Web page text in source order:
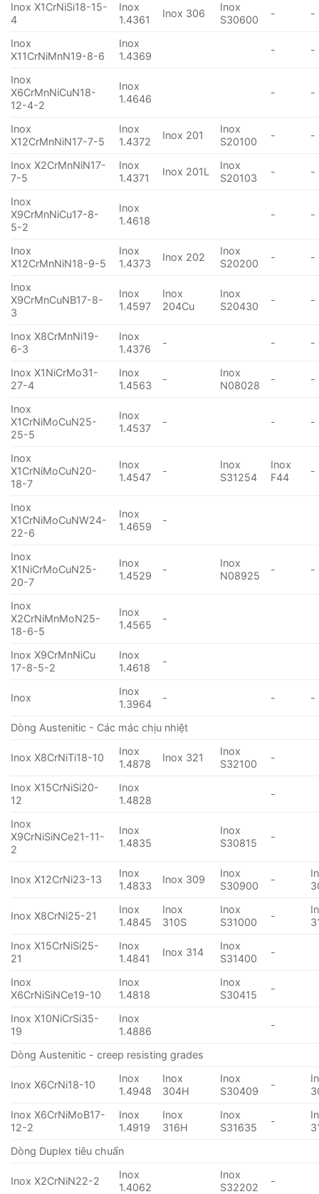
Inox X1CrNiSi18-15-
4
Inox
1.4361
Inox 306
Inox
S30600
- -
Inox
X11CrNiMnN19-8-6
Inox
1.4369
- -
Inox
X6CrMnNiCuN18-
12-4-2
Inox
1.4646
- -
Inox
X12CrMnNiN17-7-5
Inox
1.4372
Inox 201
Inox
S20100
- -
Inox X2CrMnNiN17-
7-5
Inox
1.4371
Inox 201L
Inox
S20103
- -
Inox
X9CrMnNiCu17-8-
5-2
Inox
1.4618
- -
Inox
X12CrMnNiN18-9-5
Inox
1.4373
Inox 202
Inox
S20200
- -
Inox
X9CrMnCuNB17-8-
3
Inox
1.4597
Inox
204Cu
Inox
S20430
- -
Inox X8CrMnNi19-
6-3
Inox
1.4376
- - -
Inox X1NiCrMo31-
27-4
Inox
1.4563
-
Inox
N08028
- -
Inox
X1CrNiMoCuN25-
25-5
Inox
1.4537
- - -
Inox
X1CrNiMoCuN20-
18-7
Inox
1.4547
-
Inox
S31254
Inox
F44
-
Inox
X1CrNiMoCuNW24-
22-6
Inox
1.4659
-
Inox
X1NiCrMoCuN25-
20-7
Inox
1.4529
-
Inox
N08925
- -
Inox
X2CrNiMnMoN25-
18-6-5
Inox
1.4565
-
Inox X9CrMnNiCu
17-8-5-2
Inox
1.4618
-
Inox
Inox
1.3964
- - -
Dòng Austenitic - Các mác chịu nhiệt
Inox X8CrNiTi18-10
Inox
1.4878
Inox 321
Inox
S32100
-
Inox X15CrNiSi20-
12
Inox
1.4828
-
Inox
X9CrNiSiNCe21-11-
2
Inox
1.4835
Inox
S30815
-
Inox X12CrNi23-13
Inox
1.4833
Inox 309
Inox
S30900
-
Inox X8CrNi25-21
Inox
1.4845
Inox
310S
Inox
S31000
-
Inox X15CrNiSi25-
21
Inox
1.4841
Inox 314
Inox
S31400
-
Inox
X6CrNiSiNCe19-10
Inox
1.4818
Inox
S30415
-
Inox X10NiCrSi35-
19
Inox
1.4886
-
Dòng Austenitic - creep resisting grades
Inox X6CrNi18-10
Inox
1.4948
Inox
304H
Inox
S30409
-
Inox X6CrNiMoB17-
12-2
Inox
1.4919
Inox
316H
Inox
S31635
-
Dòng Duplex tiêu chuẩn
Inox X2CrNiN22-2
Inox
1.4062
Inox
S32202
-